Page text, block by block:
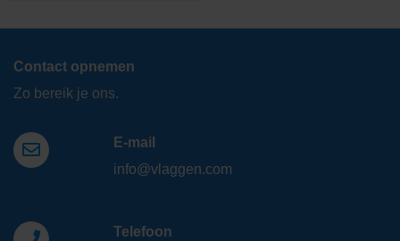
Contact opnemen
Zo bereik je ons.
E-mail
info@vlaggen.com
Telefoon